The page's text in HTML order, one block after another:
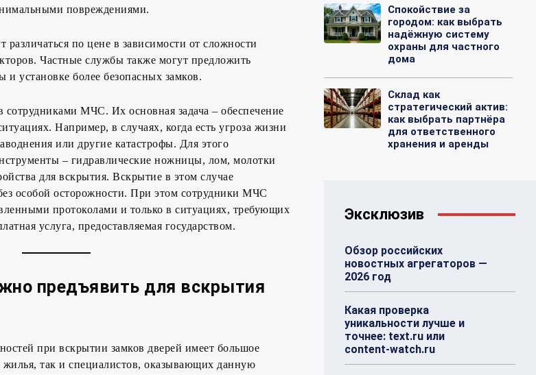
повреждениями.
по цене в зависимости от сложности
Частные службы также могут предложить
установке более безопасных замков.
сотрудниками МЧС. Их основная задача – обеспечение
Например, в случаях, когда есть угроза жизни
или другие катастрофы. Для этого
– гидравлические ножницы, лом, молотки
для вскрытия. Вскрытие в этом случае
особой осторожности. При этом сотрудники МЧС
протоколами и только в ситуациях, требующих
услуга, предоставляемая государством.
предъявить для вскрытия
при вскрытии замков дверей имеет большое
жилья, так и специалистов, оказывающих данную
Спокойствие за
городом: как выбрать
надёжную систему
охраны для частного
дома
Склад как
стратегический актив:
как выбрать партнёра
для ответственного
хранения и аренды
Эксклюзив
Обзор российских
новостных агрегаторов —
2026 год
Какая проверка
уникальности лучше и
точнее: text.ru или
content-watch.ru